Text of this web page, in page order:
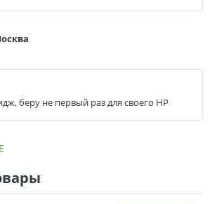
беру не первый раз для своего НР